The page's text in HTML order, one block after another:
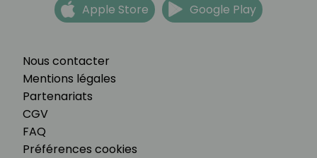
Nous contacter
Mentions légales
Partenariats
CGV
FAQ
Préférences cookies
Apple Store Google Play